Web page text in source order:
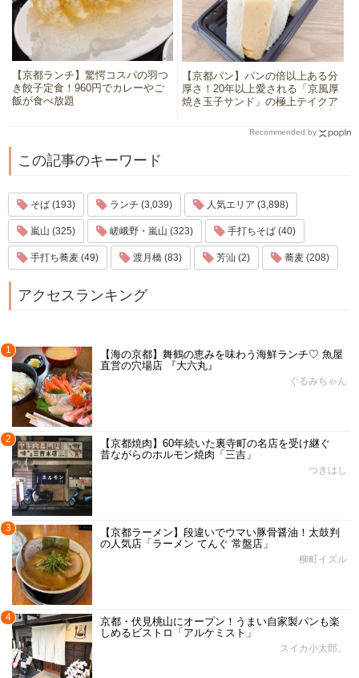
【京都ランチ】驚愕コスパの羽つ
き餃子定食！960円でカレーやご
飯が食べ放題
【京都パン】パンの倍以上ある分
厚さ！20年以上愛される「京風厚
焼き玉子サンド」の極上テイクア
Recommended by
この記事のキーワード
そば (193) ランチ (3,039) 人気エリア (3,898)
嵐山 (325) 嵯峨野・嵐山 (323) 手打ちそば (40)
手打ち蕎麦 (49) 渡月橋 (83) 芳汕 (2) 蕎麦 (208)
アクセスランキング
1
【海の京都】舞鶴の恵みを味わう海鮮ランチ♡ 魚屋
直営の穴場店 『大六丸』
ぐるみちゃん
2
【京都焼肉】60年続いた裏寺町の名店を受け継ぐ
昔ながらのホルモン焼肉「三吉」
つきはし
3
【京都ラーメン】段違いでウマい豚骨醤油！太鼓判
の人気店「ラーメン てんぐ 常盤店」
柳町イズル
4
京都・伏見桃山にオープン！うまい自家製パンも楽
しめるビストロ「アルケミスト」
スイカ小太郎。